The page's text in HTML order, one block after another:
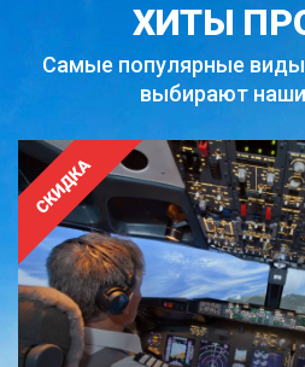
ХИТЫ
Самые популярные
выбирают